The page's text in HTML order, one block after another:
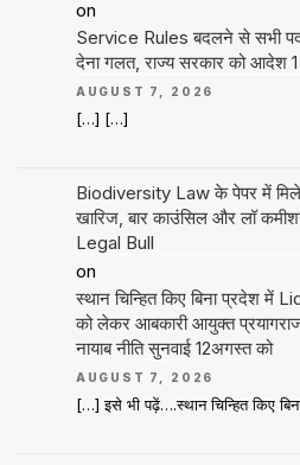
on
Service Rules बदलने से सभी पद
देना गलत, राज्य सरकार को आदेश 1
AUGUST 7, 2026
[…] […]
Biodiversity Law के पेपर में मिले
खारिज, बार काउंसिल और लॉ
Legal Bull
on
स्थान चिन्हित किए बिना प्रदेश
को लेकर आबकारी आयुक्त प्रयागराज
नायाब नीति सुनवाई 12अगस्त को
AUGUST 7, 2026
[…] इसे भी पढ़ें….स्थान चिन्हित किए